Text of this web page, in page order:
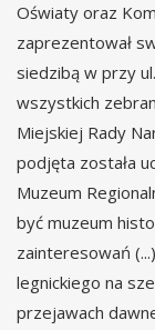
Oświaty oraz
zaprezentował
siedzibą w przy
wszystkich
Miejskiej Rady
podjęta została
Muzeum
być muzeum
zainteresowań
legnickiego na
przejawach